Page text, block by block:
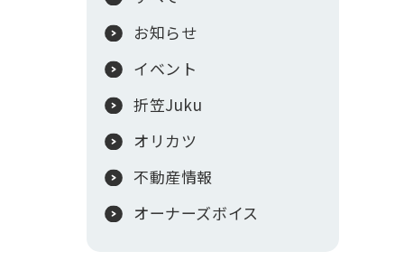
お知らせ
イベント
折笠Juku
オリカツ
不動産情報
オーナーズボイス